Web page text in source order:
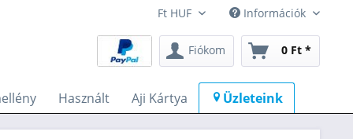
Információk
Fiókom 0 Ft *
Használt Aji Kártya Üzleteink